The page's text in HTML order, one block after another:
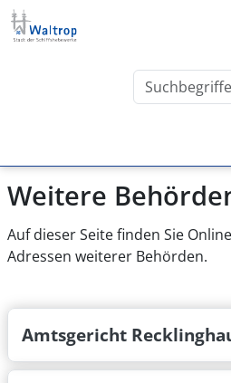
Direkt zum Inhalt
Waltrop.de
Weitere
Auf dieser Seite finden Sie
Adressen weiterer Behörden.
Amtsgericht